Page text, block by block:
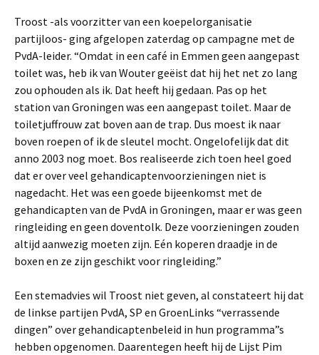
Troost -als voorzitter van een koepelorganisatie
partijloos- ging afgelopen zaterdag op campagne met de
PvdA-leider. “Omdat in een café in Emmen geen aangepast
toilet was, heb ik van Wouter geëist dat hij het net zo lang
zou ophouden als ik. Dat heeft hij gedaan. Pas op het
station van Groningen was een aangepast toilet. Maar de
toiletjuffrouw zat boven aan de trap. Dus moest ik naar
boven roepen of ik de sleutel mocht. Ongelofelijk dat dit
anno 2003 nog moet. Bos realiseerde zich toen heel goed
dat er over veel gehandicaptenvoorzieningen niet is
nagedacht. Het was een goede bijeenkomst met de
gehandicapten van de PvdA in Groningen, maar er was geen
ringleiding en geen doventolk. Deze voorzieningen zouden
altijd aanwezig moeten zijn. Eén koperen draadje in de
boxen en ze zijn geschikt voor ringleiding.”
Een stemadvies wil Troost niet geven, al constateert hij dat
de linkse partijen PvdA, SP en GroenLinks “verrassende
dingen” over gehandicaptenbeleid in hun programma”s
hebben opgenomen. Daarentegen heeft hij de Lijst Pim